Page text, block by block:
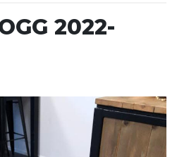
2022-